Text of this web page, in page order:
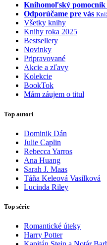
Knihomoľský pomocník
Odporúčame pre vás
Všetky knihy
Knihy roka 2025
Bestsellery
Novinky
Pripravované
Akcie a zľavy
Kolekcie
BookTok
Mám záujem o titul
Top autori
Dominik Dán
Julie Caplin
Rebecca Yarros
Ana Huang
Sarah J. Maas
Táňa Keleová Vasilková
Lucinda Riley
Top série
Romantické úteky
Harry Potter